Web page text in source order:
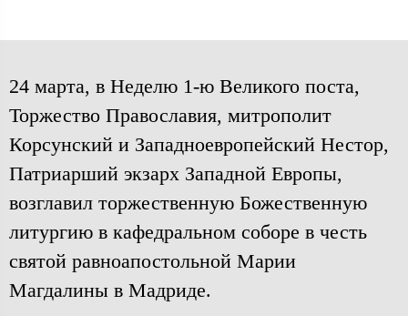
24 марта, в Неделю 1-ю Великого поста,
Торжество Православия, митрополит
Корсунский и Западноевропейский Нестор,
Патриарший экзарх Западной Европы,
возглавил торжественную Божественную
литургию в кафедральном соборе в честь
святой равноапостольной Марии
Магдалины в Мадриде.